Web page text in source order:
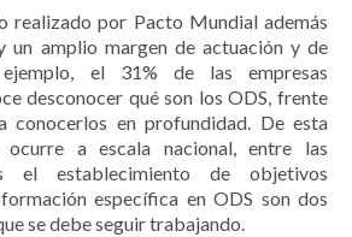
realizado por Pacto Mundial además
un amplio margen de actuación y de
el 31% de las empresas
desconocer qué son los ODS, frente
conocerlos en profundidad. De esta
ocurre a escala nacional, entre las
el establecimiento de objetivos
específica en ODS son dos
se debe seguir trabajando.